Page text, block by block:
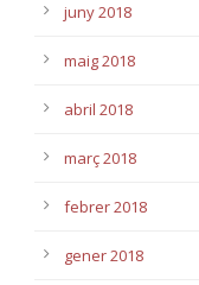
juny 2018
maig 2018
abril 2018
març 2018
febrer 2018
gener 2018